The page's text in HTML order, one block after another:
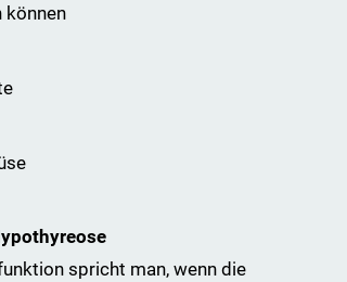
können
spricht man, wenn die